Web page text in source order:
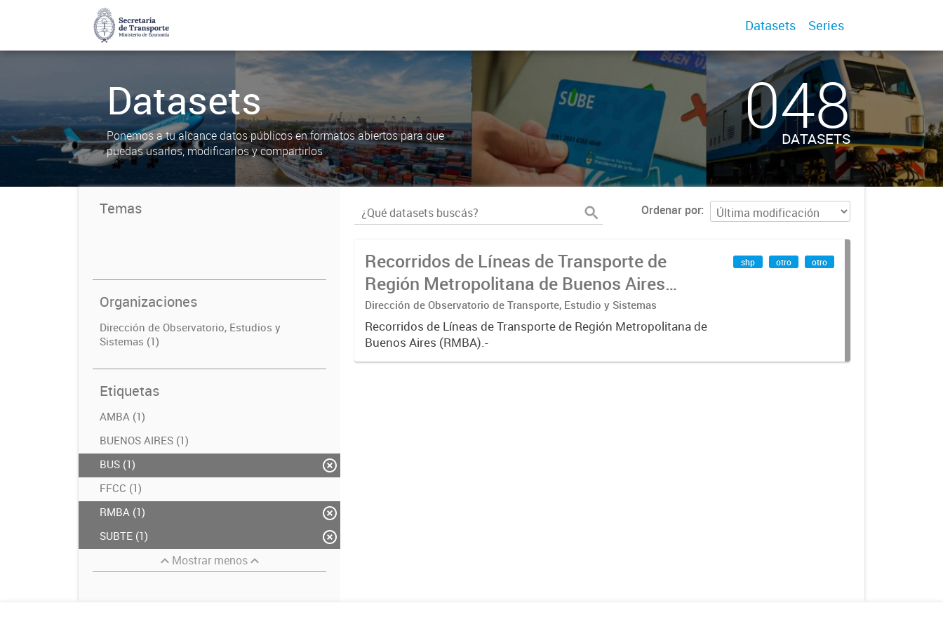
Datasets Series
Datasets
Ponemos a tu alcance datos públicos en formatos abiertos para que
puedas usarlos, modificarlos y compartirlos
048
DATASETS
Temas
Organizaciones
Dirección de Observatorio, Estudios y
Sistemas (1)
Etiquetas
AMBA (1)
BUENOS AIRES (1)
BUS (1)
FFCC (1)
RMBA (1)
SUBTE (1)
Mostrar menos
Ordenar por
Recorridos de Líneas de Transporte de
Región Metropolitana de Buenos Aires
(RMBA)
Dirección de Observatorio de Transporte, Estudio y Sistemas
Recorridos de Líneas de Transporte de Región Metropolitana de
Buenos Aires (RMBA).-
shp otro otro